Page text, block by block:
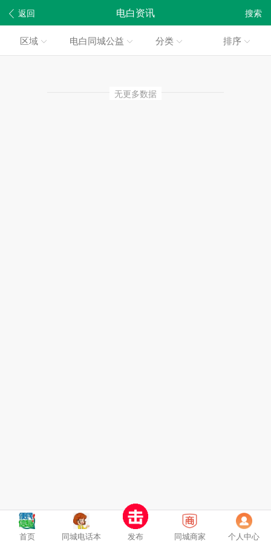
返回 搜索
电白资讯
区域 电白同城公益 分类 排序
无更多数据
首页 同城电话本 发布 同城商家 个人中心